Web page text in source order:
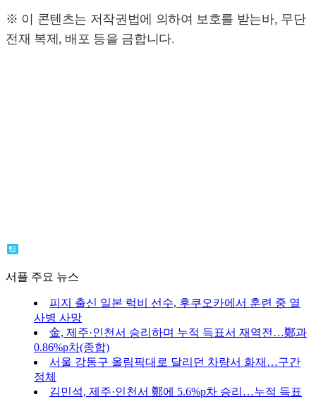
※ 이 콘텐츠는 저작권법에 의하여 보호를 받는바, 무단
전재 복제, 배포 등을 금합니다.
서플 주요 뉴스
피지 출신 일본 럭비 선수, 후쿠오카에서 훈련 중 열
사병 사망
金, 제주·인천서 승리하며 누적 득표서 재역전…鄭과
0.86%p차(종합)
서울 강동구 올림픽대로 달리던 차량서 화재…구간
정체
김민석, 제주·인천서 鄭에 5.6%p차 승리…누적 득표